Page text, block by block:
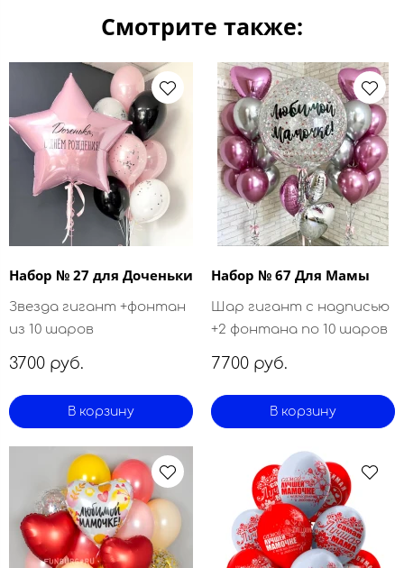
Смотрите также:
Набор № 27 для Доченьки
Звезда гигант +фонтан
из 10 шаров
3700 руб.
В корзину
Набор № 67 Для Мамы
Шар гигант с надписью
+2 фонтана по 10 шаров
7700 руб.
В корзину